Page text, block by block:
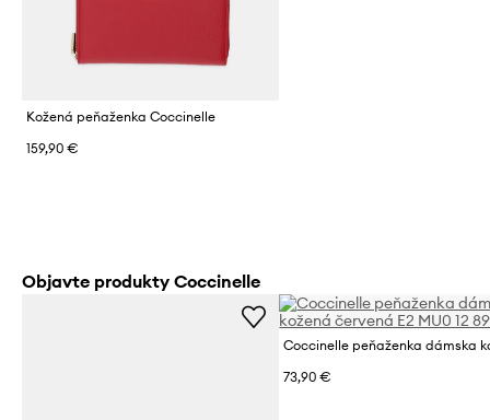
Kožená peňaženka Coccinelle
159,90 €
Objavte produkty Coccinelle
Coccinelle peňaženka dámska
73,90 €